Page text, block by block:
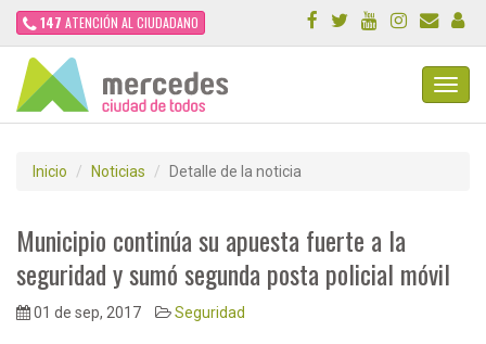
147 ATENCIÓN AL CIUDADANO
Inicio Noticias Detalle de la noticia
Municipio continúa su apuesta fuerte a la
seguridad y sumó segunda posta policial móvil
01 de sep, 2017 Seguridad